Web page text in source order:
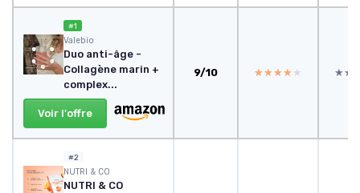
#1
Valebio
Duo anti-âge -
Collagène marin +
complex...
Voir l'offre
9/10 ★★★★★
★★★★★
#2
‎NUTRI & CO
NUTRI & CO